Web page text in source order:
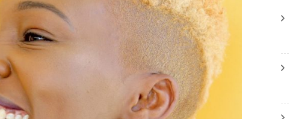
met
deze
sieraden
tips!